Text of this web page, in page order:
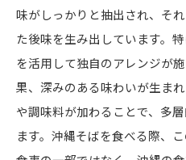
味がしっかりと抽出され、そ
た後味を生み出しています。
を活用して独自のアレンジが
果、深みのある味わいが生ま
や調味料が加わることで、多
ます。沖縄そばを食べる際、